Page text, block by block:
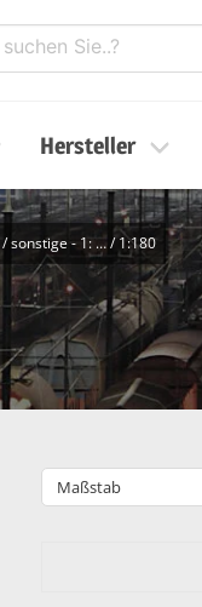
Hersteller
/sonstige - 1: …/1:180
Maßstab